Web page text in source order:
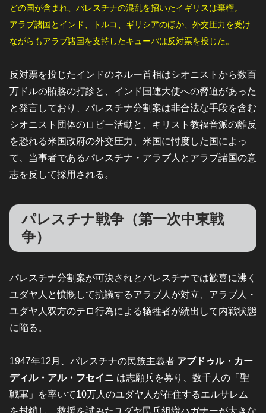
どの国が含まれ、パレスチナの混乱を招いたイギリスは棄権。
アラブ諸国とインド、トルコ、ギリシアのほか、外交圧力を受け
ながらもアラブ諸国を支持したキューバは反対票を投じた。
反対票を投じたインドのネルー首相はシオニストから数百
万ドルの賄賂の打診と、インド国連大使への脅迫があった
と発言しており、パレスチナ分割案は非合法な手段を含む
シオニスト団体のロビー活動と、キリスト教福音派の離反
を恐れる米国政府の外交圧力、米国に忖度した国によっ
て、当事者であるパレスチナ・アラブ人とアラブ諸国の意
志を反して採用される。
パレスチナ戦争（第一次中東戦
争）
パレスチナ分割案が可決されとパレスチナでは歓喜に沸く
ユダヤ人と憤慨して抗議するアラブ人が対立、アラブ人・
ユダヤ人双方のテロ行為による犠牲者が続出して内戦状態
に陥る。
1947年12月、パレスチナの民族主義者 アブドゥル・カー
ディル・アル・フセイニ は志願兵を募り、数千人の「聖
戦軍」を率いて10万人のユダヤ人が在住するエルサレム